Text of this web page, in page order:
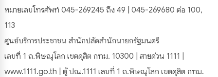
หมายเลขโทรศัพท์ 045-269245 ถึง 49 | 045-269680 ต่อ 100,
113
ศูนย์บริการประชาชน สำนักปลัดสำนักนายกรัฐมนตรี
เลขที่ 1 ถ.พิษณุโลก เขตดุสิต กทม. 10300 | สายด่วน 1111 |
www.1111.go.th | ตู้ ปณ.1111 เลขที่ 1 ถ.พิษณุโลก เขตดุสิต กทม.